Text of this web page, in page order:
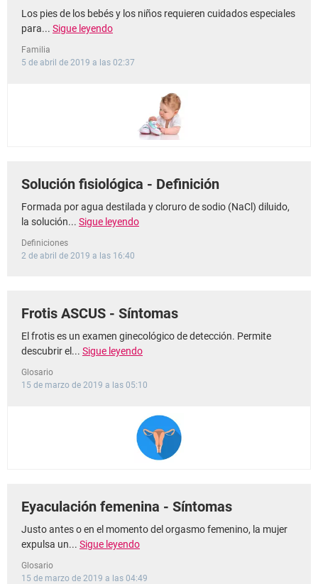
Los pies de los bebés y los niños requieren cuidados especiales
para... Sigue leyendo
Familia
5 de abril de 2019 a las 02:37
Solución fisiológica - Definición
Formada por agua destilada y cloruro de sodio (NaCl) diluido,
la solución... Sigue leyendo
Definiciones
2 de abril de 2019 a las 16:40
Frotis ASCUS - Síntomas
El frotis es un examen ginecológico de detección. Permite
descubrir el... Sigue leyendo
Glosario
15 de marzo de 2019 a las 05:10
Eyaculación femenina - Síntomas
Justo antes o en el momento del orgasmo femenino, la mujer
expulsa un... Sigue leyendo
Glosario
15 de marzo de 2019 a las 04:49